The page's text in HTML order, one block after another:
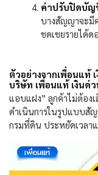
ค่าปรับปิดบัญ
บางสัญญาจะมี
ชดเชยรายได้ด
ตัวอย่างจากเพื่อนแท้
บริษัท เพื่อนแท้ เงินด่
แอบแฝง” ลูกค้าไม่ต้อง
ดำเนินการในรูปแบบสั
กรมที่ดิน ประหยัดเวลา